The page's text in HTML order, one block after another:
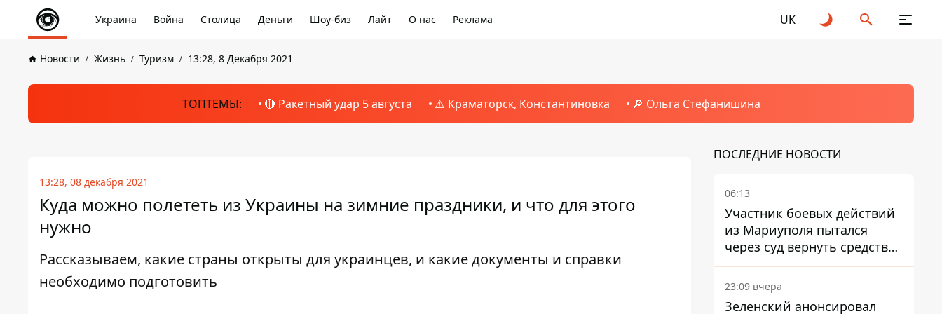
Украина Война Столица Деньги Шоу-биз Лайт О нас Реклама UK
Новости Жизнь Туризм 13:28, 8 Декабря 2021
ТОПТЕМЫ: 🔴 Ракетный удар 5 августа ⚠️ Краматорск, Константиновка 🔎 Ольга Стефанишина
13:28, 08 декабря 2021
Куда можно полететь из Украины на зимние праздники, и что для этого
нужно
Рассказываем, какие страны открыты для украинцев, и какие документы и справки
необходимо подготовить
ПОСЛЕДНИЕ НОВОСТИ
06:13
Участник боевых действий
из Мариуполя пытался
через суд вернуть средства
субсидии со счета в
Ощадбанке – каким было
решение
23:09 вчера
Зеленский анонсировал